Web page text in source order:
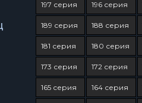
197 серия 196 серия
189 серия 188 серия
181 серия 180 серия
173 серия 172 серия
165 серия 164 серия